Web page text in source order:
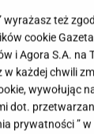
wyrażasz też
cookie
i Agora S.A. na
każdej chwili
wywołując
dot.
prywatności ”